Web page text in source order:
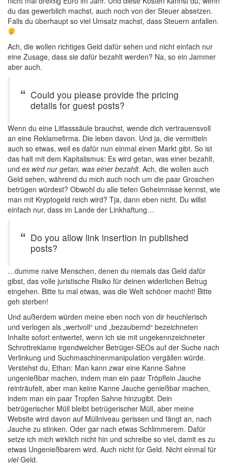
du das gewerblich machst, auch noch von der Steuer absetzen.
Falls du überhaupt so viel Umsatz machst, dass Steuern anfallen.
Ach, die wollen richtiges Geld dafür sehen und nicht einfach nur
eine Zusage, dass sie dafür bezahlt werden? Na, so ein Jammer
aber auch.
Could you please provide the pricing
details for guest posts?
Wenn du eine Litfasssäule brauchst, wende dich vertrauensvoll
an eine Reklamefirma. Die leben davon. Und ja, die vermitteln
auch so etwas, weil es dafür nun einmal einen Markt gibt. So ist
das halt mit dem Kapitalismus: Es wird getan, was einer bezahlt,
und es wird nur getan, was einer bezahlt. Ach, die wollen auch
Geld sehen, während du mich auch noch um die paar Groschen
betrügen würdest? Obwohl du alle tiefen Geheimnisse kennst, wie
man mit Kryptogeld reich wird? Tja, dann eben nicht. Du willst
einfach nur, dass im Lande der Linkhaftung…
Do you allow link insertion in published
posts?
…dumme naive Menschen, denen du niemals das Geld dafür
gibst, das volle juristische Risiko für deinen widerlichen Betrug
eingehen. Bitte tu mal etwas, was die Welt schöner macht! Bitte
geh sterben!
Und außerdem würden meine eben noch von dir heuchlerisch
und verlogen als „wertvoll“ und „bezaubernd“ bezeichneten
Inhalte sofort entwertet, wenn ich sie mit ungekennzeichneter
Schrottreklame irgendwelcher Betrüger-SEOs auf der Suche nach
Verlinkung und Suchmaschinenmanipulation vergällen würde.
Verstehst du, Ethan: Man kann zwar eine Kanne Sahne
ungenießbar machen, indem man ein paar Tröpflein Jauche
reinträufelt, aber man keine Kanne Jauche genießbar machen,
indem man ein paar Tropfen Sahne hinzugibt. Dein
betrügerischer Müll bleibt betrügerischer Müll, aber meine
Website wird davon auf Müllniveau gerissen und fängt an, nach
Jauche zu stinken. Oder gar nach etwas Schlimmerem. Dafür
setze ich mich wirklich nicht hin und schreibe so viel, damit es zu
etwas Ungenießbarem wird. Auch nicht für Geld. Nicht einmal für
vielGeld.